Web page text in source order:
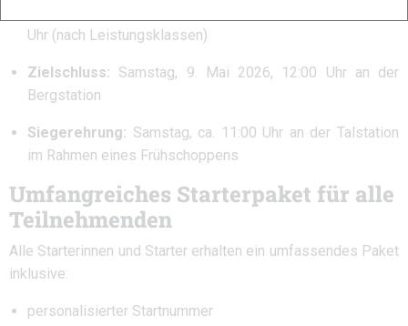
Uhr (nach Leistungsklassen)
Zielschluss: Samstag, 9. Mai 2026, 12:00 Uhr an der
Bergstation
Siegerehrung: Samstag, ca. 11:00 Uhr an der Talstation
im Rahmen eines Frühschoppens
Umfangreiches Starterpaket für alle
Teilnehmenden
Alle Starterinnen und Starter erhalten ein umfassendes Paket
inklusive:
personalisierter Startnummer